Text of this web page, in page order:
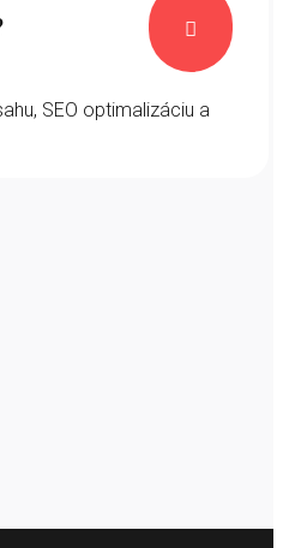

SEO optimalizáciu a